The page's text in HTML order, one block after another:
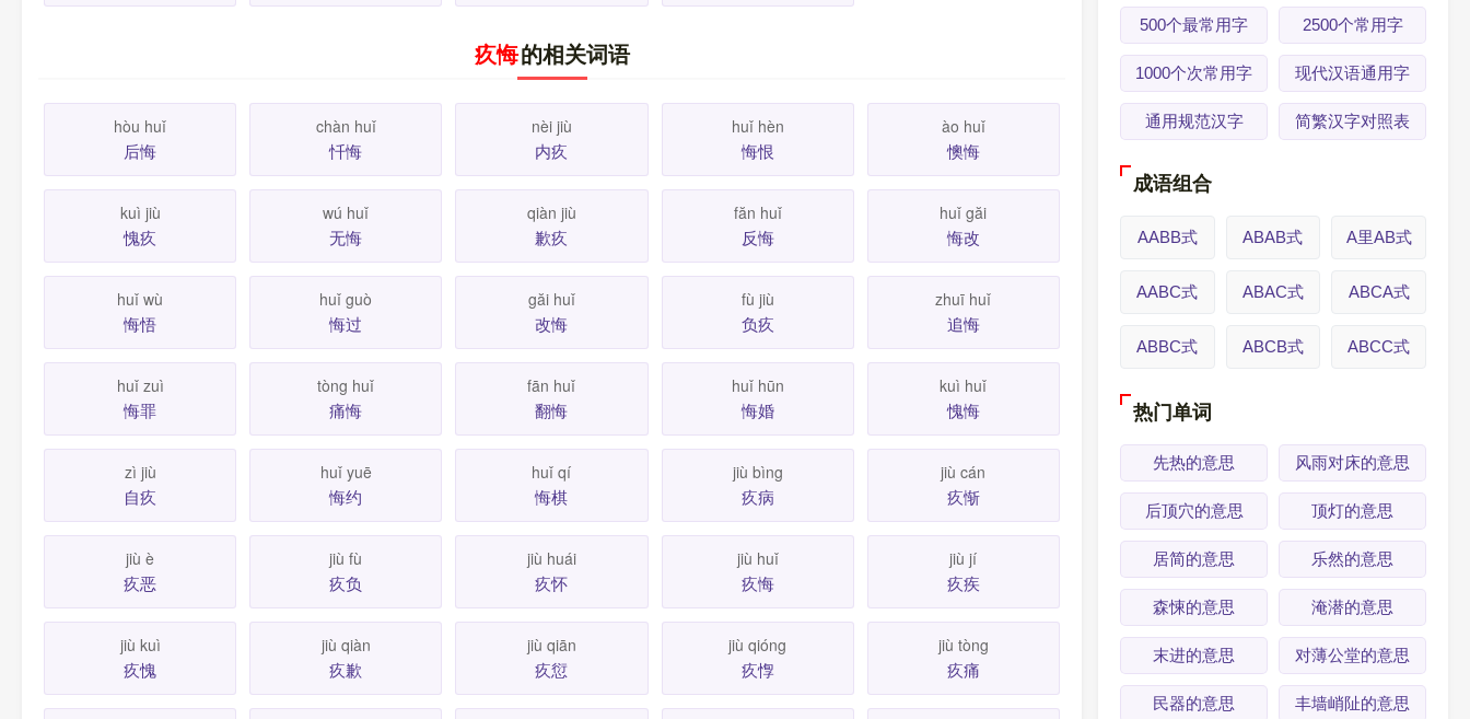
疚悔的相关词语
hòu huǐ
后悔
chàn huǐ
忏悔
nèi jiù
内疚
huǐ hèn
悔恨
ào huǐ
懊悔
kuì jiù
愧疚
wú huǐ
无悔
qiàn jiù
歉疚
făn huǐ
反悔
huǐ găi
悔改
huǐ wù
悔悟
huǐ guò
悔过
găi huǐ
改悔
fù jiù
负疚
zhuī huǐ
追悔
huǐ zuì
悔罪
tòng huǐ
痛悔
fān huǐ
翻悔
huǐ hūn
悔婚
kuì huǐ
愧悔
zì jiù
自疚
huǐ yuē
悔约
huǐ qí
悔棋
jiù bìng
疚病
jiù cán
疚惭
jiù è
疚恶
jiù fù
疚负
jiù huái
疚怀
jiù huǐ
疚悔
jiù jí
疚疾
jiù kuì
疚愧
jiù qiàn
疚歉
jiù qiān
疚愆
jiù qióng
疚惸
jiù tòng
疚痛
500个最常用字 2500个常用字
1000个次常用字 现代汉语通用字
通用规范汉字 简繁汉字对照表
成语组合
AABB式 ABAB式 A里AB式
AABC式 ABAC式 ABCA式
ABBC式 ABCB式 ABCC式
热门单词
先热的意思 风雨对床的意思
后顶穴的意思 顶灯的意思
居简的意思 乐然的意思
森悚的意思 淹潜的意思
末进的意思 对薄公堂的意思
民器的意思 丰墙峭阯的意思